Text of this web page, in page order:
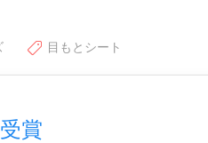
目もとシート
賞